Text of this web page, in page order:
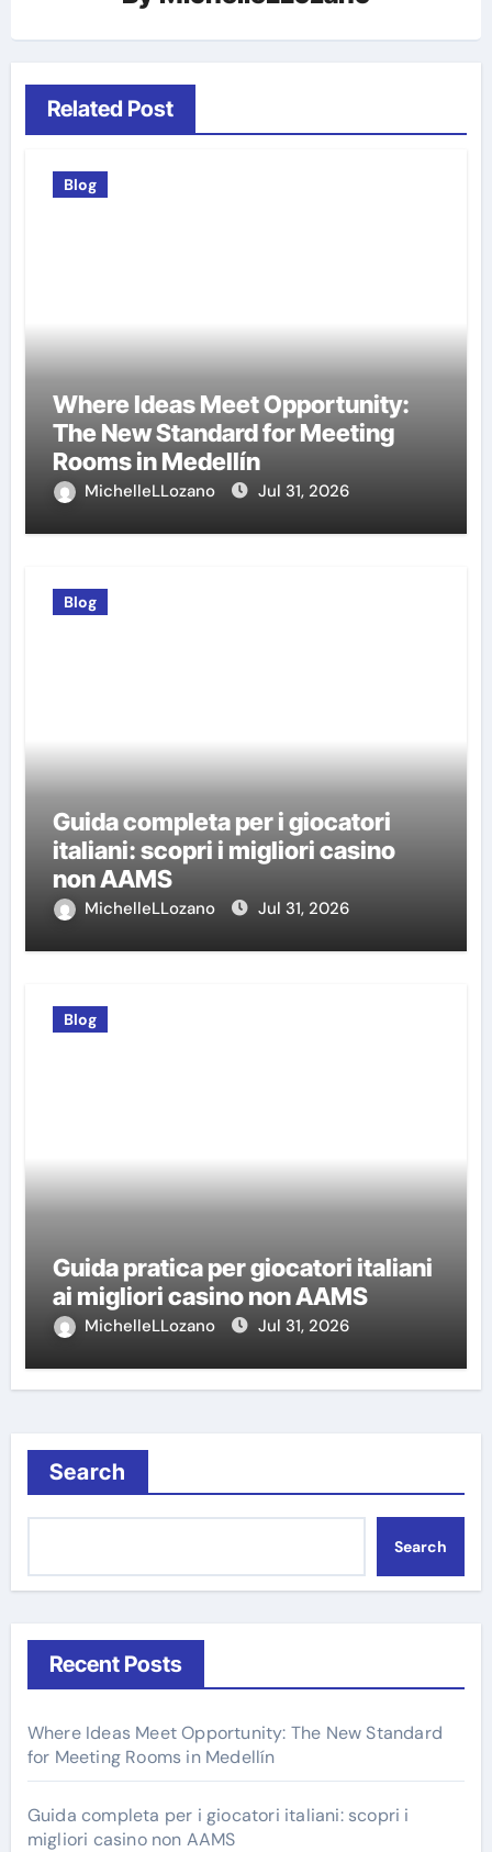
Related Post
Blog
Where Ideas Meet Opportunity:
The New Standard for Meeting
Rooms in Medellín
MichelleLLozano Jul 31, 2026
Blog
Guida completa per i giocatori
italiani: scopri i migliori casino
non AAMS
MichelleLLozano Jul 31, 2026
Blog
Guida pratica per giocatori italiani
ai migliori casino non AAMS
MichelleLLozano Jul 31, 2026
Search
Search
Recent Posts
Where Ideas Meet Opportunity: The New Standard
for Meeting Rooms in Medellín
Guida completa per i giocatori italiani: scopri i
migliori casino non AAMS